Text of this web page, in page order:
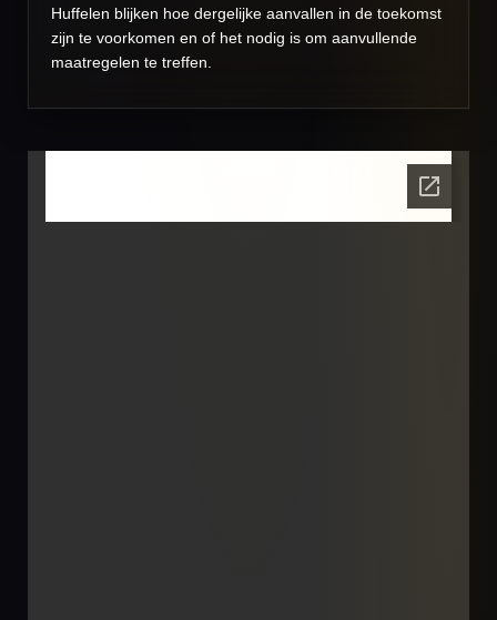
Huffelen blijken hoe dergelijke aanvallen in de toekomst
zijn te voorkomen en of het nodig is om aanvullende
maatregelen te treffen.